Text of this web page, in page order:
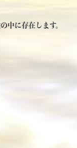
中に存在します。